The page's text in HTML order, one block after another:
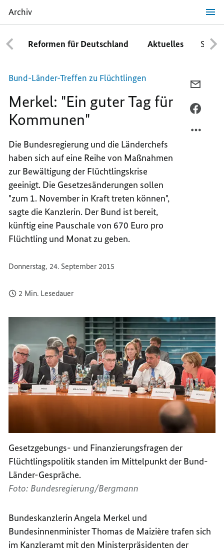
Archiv
Merkel:
"Ein
guter
Tag Reformen für Deutschland Aktuelles
Bund-Länder-Treffen zu Flüchtlingen
Merkel: "Ein guter Tag für
Kommunen"
Die Bundesregierung und die Länderchefs
haben sich auf eine Reihe von Maßnahmen
zur Bewältigung der Flüchtlingskrise
geeinigt. Die Gesetzesänderungen sollen
"zum 1. November in Kraft treten können",
sagte die Kanzlerin. Der Bund ist bereit,
künftig eine Pauschale von 670 Euro pro
Flüchtling und Monat zu geben.
Donnerstag, 24. September 2015
2 Min. Lesedauer
Gesetzgebungs- und Finanzierungsfragen der
Flüchtlingspolitik standen im Mittelpunkt der Bund-
Länder-Gespräche.
Foto: Bundesregierung/Bergmann
Bundeskanzlerin Angela Merkel und
Bundesinnenminister Thomas de Maizière trafen sich
im Kanzleramt mit den Ministerpräsidenten der